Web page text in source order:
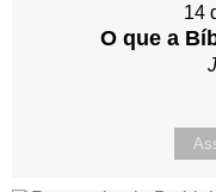
14
O que a